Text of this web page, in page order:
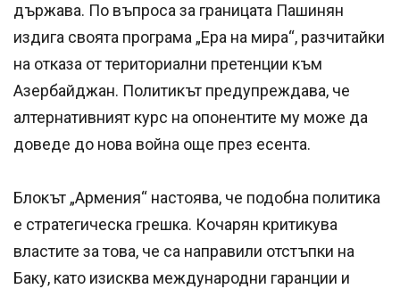
държава. По въпроса за границата Пашинян
издига своята програма „Ера на мира“, разчитайки
на отказа от териториални претенции към
Азербайджан. Политикът предупреждава, че
алтернативният курс на опонентите му може да
доведе до нова война още през есента.
Блокът „Армения“ настоява, че подобна политика
е стратегическа грешка. Кочарян критикува
властите за това, че са направили отстъпки на
Баку, като изисква международни гаранции и